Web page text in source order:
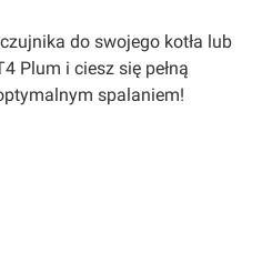
do swojego kotła lub
Plum i ciesz się pełną
spalaniem!